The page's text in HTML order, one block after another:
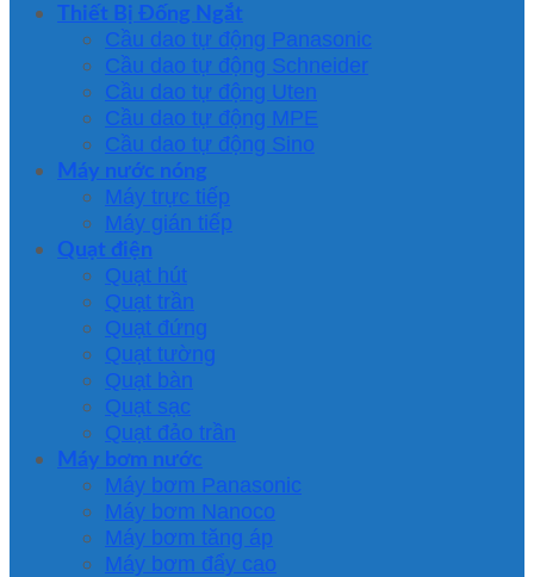
Thiết Bị Đống Ngắt
Cầu dao tự động Panasonic
Cầu dao tự động Schneider
Cầu dao tự động Uten
Cầu dao tự động MPE
Cầu dao tự động Sino
Máy nước nóng
Máy trực tiếp
Máy gián tiếp
Quạt điện
Quạt hút
Quạt trần
Quạt đứng
Quạt tường
Quạt bàn
Quạt sạc
Quạt đảo trần
Máy bơm nước
Máy bơm Panasonic
Máy bơm Nanoco
Máy bơm tăng áp
Máy bơm đẩy cao